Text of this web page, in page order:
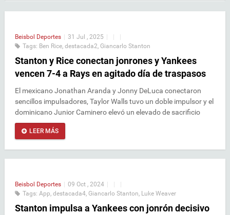
Beisbol Deportes 31 Jul , 2025
Tags: Ben Rice, destacada2, Giancarlo Stanton
Stanton y Rice conectan jonrones y Yankees
vencen 7-4 a Rays en agitado día de traspasos
El mexicano Jonathan Aranda y Jonny DeLuca conectaron
sencillos impulsadores, Taylor Walls tuvo un doble impulsor y el
dominicano Junior Caminero elevó un elevado de sacrificio
LEER MÁS
Beisbol Deportes 09 Oct , 2024
Tags: App, destacada4, Giancarlo Stanton, Luke Weaver
Stanton impulsa a Yankees con jonrón decisivo